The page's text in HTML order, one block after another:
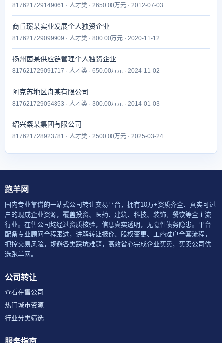
817621729149061 · 人才类 · 2650.00万元 · 2012-07-03
商丘璟某实业发展个人独资企业
817621729099909 · 人才类 · 800.00万元 · 2020-11-12
扬州茵某供应链管理个人独资企业
817621729091717 · 人才类 · 650.00万元 · 2024-11-02
阿克苏地区舟某有限公司
817621729054853 · 人才类 · 300.00万元 · 2014-01-03
绍兴粲某集团有限公司
817621728923781 · 人才类 · 2500.00万元 · 2025-03-24
跑羊网
国内专业靠谱的一站式公司转让交易平台，拥有10万+资质齐全、真实可过
户的现成企业资源，覆盖投资、医药、建筑、科技、装饰、餐饮等全主流
行业。在售公司均经过资质核验，信息真实透明，无隐性债务隐患。平台
配备专业顾问全程跟进，讲解转让报价、股权变更、工商过户全套流程，
把控交易风险，规避各类踩坑难题，高效省心完成企业买卖，买卖公司优
选跑羊网。
公司转让
查看在售公司
热门城市资源
行业分类筛选
服务指南